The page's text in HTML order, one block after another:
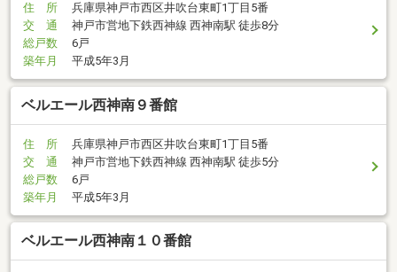
住 所
兵庫県神戸市西区井吹台東町1丁目5番
交 通
神戸市営地下鉄西神線 西神南駅 徒歩8分
総戸数
6戸
築年月
平成5年3月
ベルエール西神南９番館
住 所
兵庫県神戸市西区井吹台東町1丁目5番
交 通
神戸市営地下鉄西神線 西神南駅 徒歩5分
総戸数
6戸
築年月
平成5年3月
ベルエール西神南１０番館